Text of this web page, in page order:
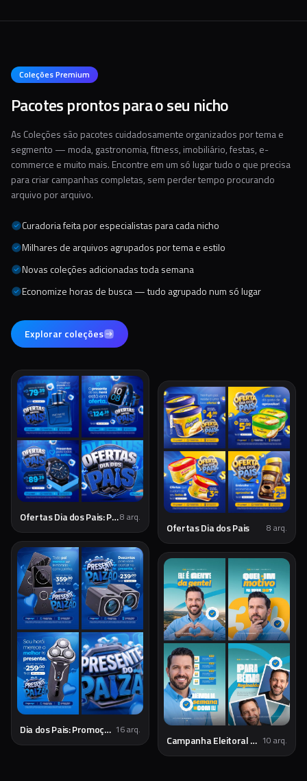
Coleções Premium
Pacotes prontos para o seu nicho
As Coleções são pacotes cuidadosamente organizados por tema e
segmento — moda, gastronomia, fitness, imobiliário, festas, e-
commerce e muito mais. Encontre em um só lugar tudo o que precisa
para criar campanhas completas, sem perder tempo procurando
arquivo por arquivo.
Curadoria feita por especialistas para cada nicho
Milhares de arquivos agrupados por tema e estilo
Novas coleções adicionadas toda semana
Economize horas de busca — tudo agrupado num só lugar
Explorar coleções
Ofertas Dia dos Pais: Presentes Especiais8 arq.
Ofertas Dia dos Pais 8 arq.
Dia dos Pais: Promoções e Presentes Especiais 16arq.
Campanha Eleitoral Política PSD Editável 10 arq.